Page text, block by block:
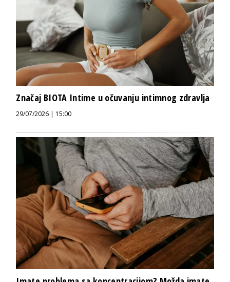
Značaj BIOTA Intime u očuvanju intimnog zdravlja
29/07/2026 | 15:00